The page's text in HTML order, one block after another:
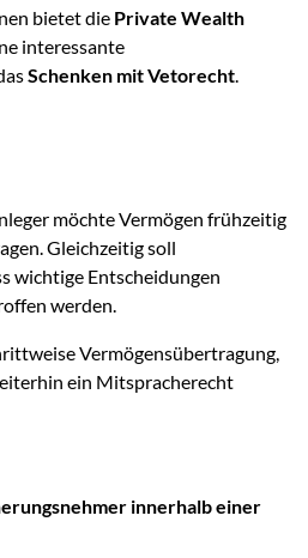
bietet die Private Wealth
interessante
Schenken mit Vetorecht.
möchte Vermögen frühzeitig
Gleichzeitig soll
wichtige Entscheidungen
werden.
Vermögensübertragung,
ein Mitspracherecht
innerhalb einer